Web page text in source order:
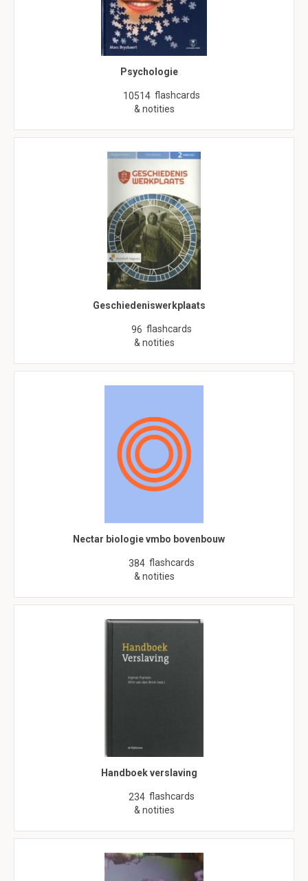
Psychologie
10514 flashcards
& notities
Geschiedeniswerkplaats
96 flashcards
& notities
Nectar biologie vmbo bovenbouw
384 flashcards
& notities
Handboek verslaving
234 flashcards
& notities